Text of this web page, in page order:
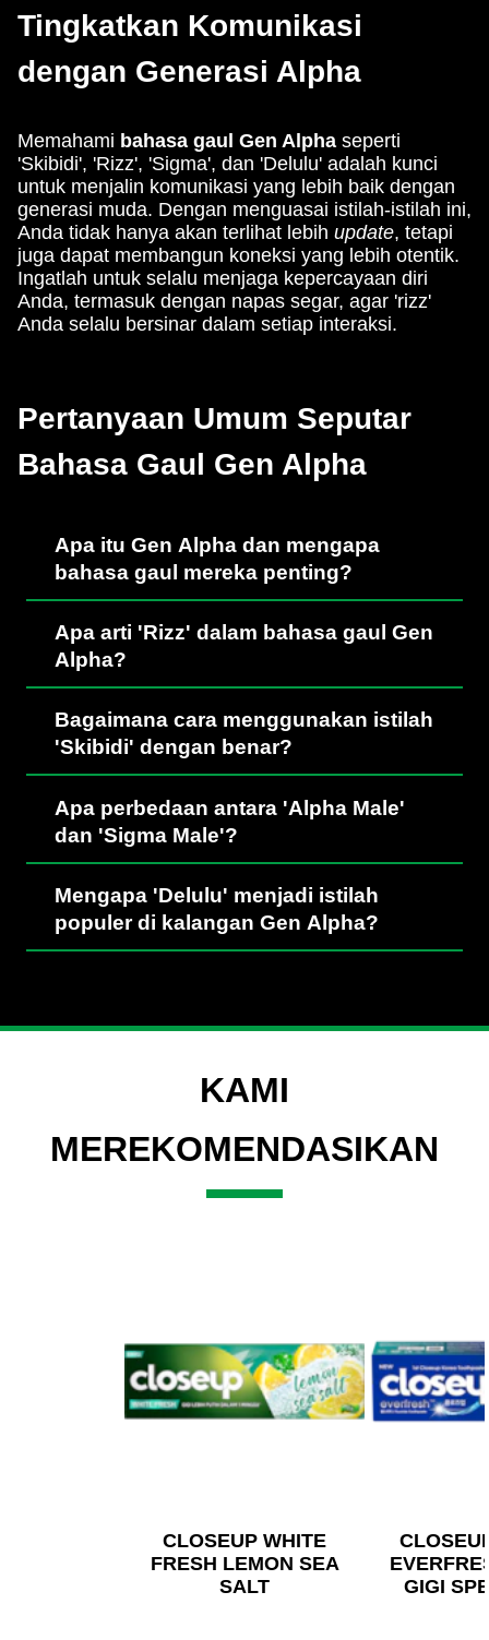
Tingkatkan Komunikasi
dengan Generasi Alpha
Memahami bahasa gaul Gen Alpha seperti
'Skibidi', 'Rizz', 'Sigma', dan 'Delulu' adalah kunci
untuk menjalin komunikasi yang lebih baik dengan
generasi muda. Dengan menguasai istilah-istilah ini,
Anda tidak hanya akan terlihat lebih update, tetapi
juga dapat membangun koneksi yang lebih otentik.
Ingatlah untuk selalu menjaga kepercayaan diri
Anda, termasuk dengan napas segar, agar 'rizz'
Anda selalu bersinar dalam setiap interaksi.
Pertanyaan Umum Seputar
Bahasa Gaul Gen Alpha
Apa itu Gen Alpha dan mengapa
bahasa gaul mereka penting?
Apa arti 'Rizz' dalam bahasa gaul Gen
Alpha?
Bagaimana cara menggunakan istilah
'Skibidi' dengan benar?
Apa perbedaan antara 'Alpha Male'
dan 'Sigma Male'?
Mengapa 'Delulu' menjadi istilah
populer di kalangan Gen Alpha?
KAMI
MEREKOMENDASIKAN
CLOSEUP WHITE
FRESH LEMON SEA
SALT
GIGI